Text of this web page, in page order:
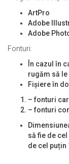
ArtPro
Adobe
Adobe
Fonturi:
În cazul în
rugăm să
Fișiere în
– fonturi
– fonturi
să fie de
de cel puțin